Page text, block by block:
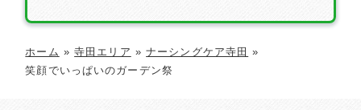
ホーム »寺田エリア »ナーシングケア寺田 »
笑顔でいっぱいのガーデン祭